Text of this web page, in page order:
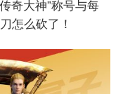
奇大神”称号与每
怎么砍了！